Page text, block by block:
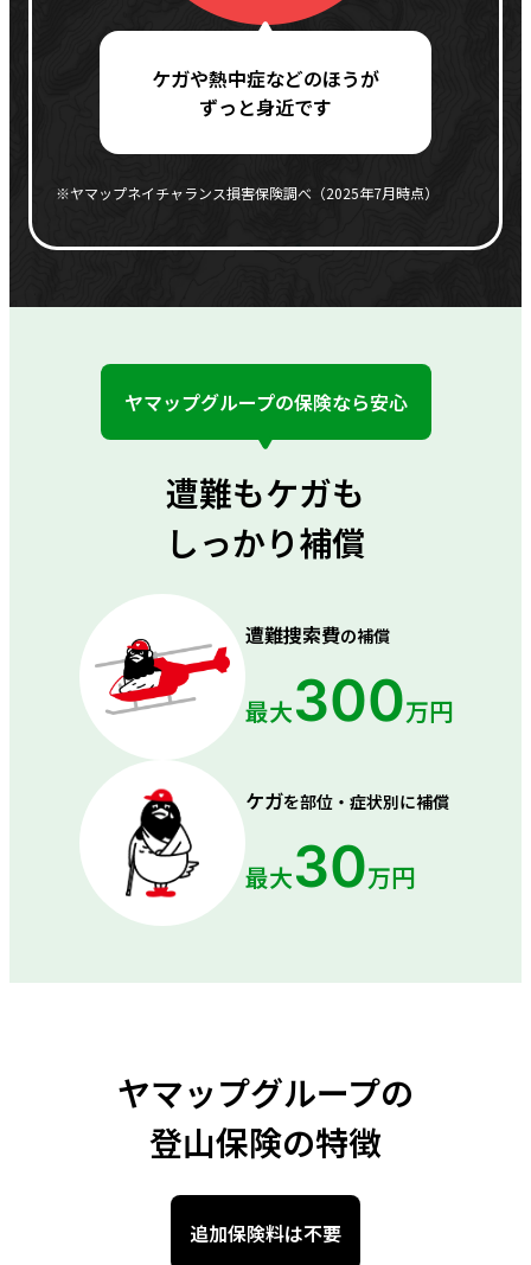
ケガや熱中症などのほうが
ずっと身近です
※ヤマップネイチャランス損害保険調べ（2025年7月時点）
ヤマップグループの保険なら安心
遭難もケガも
しっかり補償
遭難捜索費の補償
最大300万円
ケガを部位・症状別に補償
最大30万円
ヤマップグループの
登山保険の特徴
追加保険料は不要